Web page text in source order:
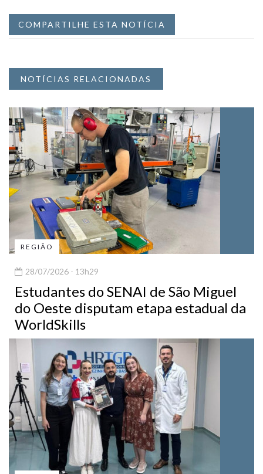
COMPARTILHE ESTA NOTÍCIA
NOTÍCIAS RELACIONADAS
REGIÃO
28/07/2026 - 13h29
Estudantes do SENAI de São Miguel
do Oeste disputam etapa estadual da
WorldSkills